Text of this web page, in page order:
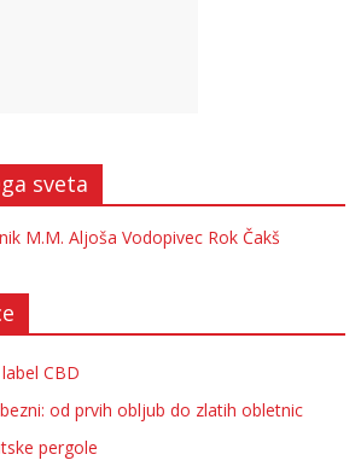
sveta
M.M. Aljoša Vodopivec Rok Čakš
CBD
od prvih obljub do zlatih obletnic
pergole